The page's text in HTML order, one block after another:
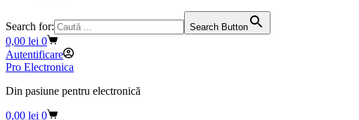
Search for: Search Button
Coș
de
cumpărături
0,00 lei 0
Autentificare
Pro Electronica
Din pasiune pentru electronică
Coș
0,00 lei 0